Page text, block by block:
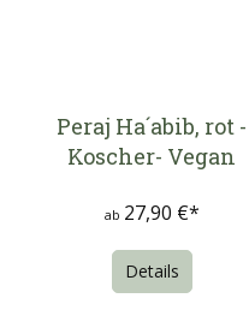
Peraj Ha´abib, rot -
Koscher- Vegan
ab 27,90 €*
Details